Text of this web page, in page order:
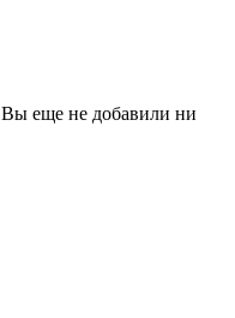
Вы еще не добавили ни